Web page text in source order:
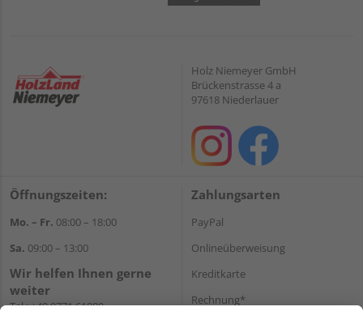
Holz Niemeyer GmbH
Brückenstrasse 4 a
97618 Niederlauer
Öffnungszeiten:
Mo. – Fr. 08:00 – 18:00
Sa. 09:00 – 13:00
Wir helfen Ihnen gerne
weiter
Tel.:+49 9771 61880
Zahlungsarten
PayPal
Onlineüberweisung
Kreditkarte
Rechnung*